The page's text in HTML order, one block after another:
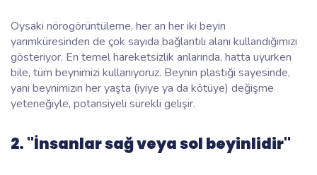
Oysaki nörogörüntüleme, her an her iki beyin
yarımküresinden de çok sayıda bağlantılı alanı kullandığımızı
gösteriyor. En temel hareketsizlik anlarında, hatta uyurken
bile, tüm beynimizi kullanıyoruz. Beynin plastiği sayesinde,
yani beynimizin her yaşta (iyiye ya da kötüye) değişme
yeteneğiyle, potansiyeli sürekli gelişir.
2. "İnsanlar sağ veya sol beyinlidir"